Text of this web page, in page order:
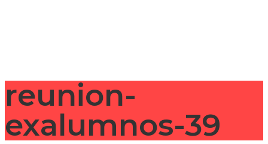
reunion-
exalumnos-39